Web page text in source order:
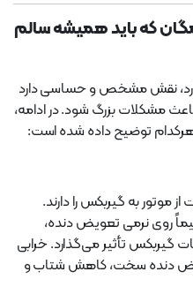
که باید همیشه سالم
نقش مشخص و حساسی دارد
مشکلات بزرگ شود. در ادامه،
توضیح داده شده است:
موتور به گیربکس را دارند.
روی نرمی تعویض دنده،
تأثیر می‌گذارد. خرابی
دنده سخت، کاهش شتاب و